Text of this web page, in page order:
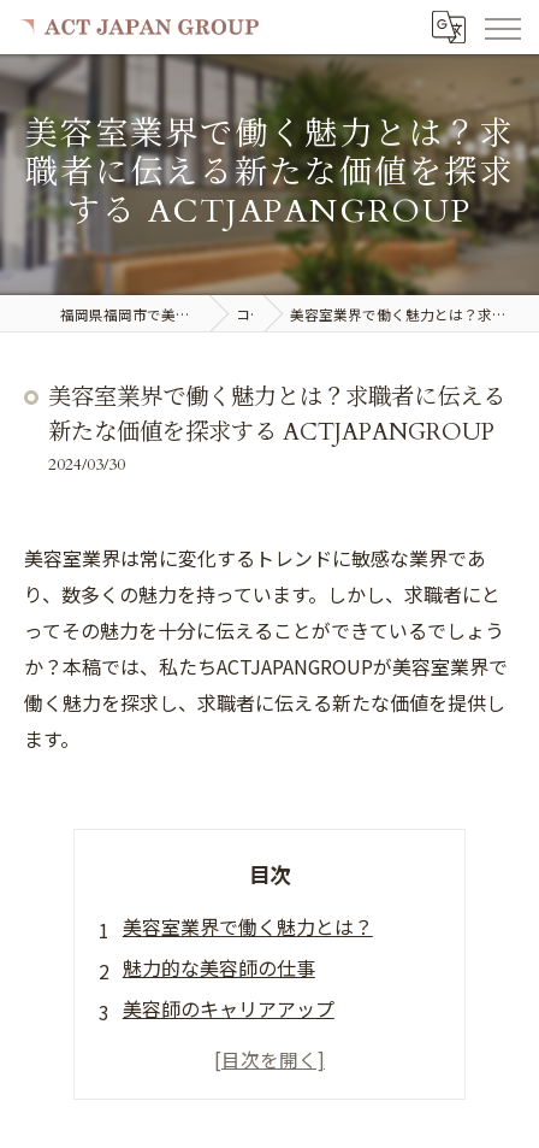
美容室業界で働く魅力とは？求
職者に伝える新たな価値を探求
する ACTJAPANGROUP
福岡県福岡市で美容室の求人ならACT JAPAN GROUP コラム 美容室業界で働く魅力とは？求職者に伝える新たな価値を探求する ACTJAPANGROUP
美容室業界で働く魅力とは？求職者に伝える
新たな価値を探求する ACTJAPANGROUP
2024/03/30
美容室業界は常に変化するトレンドに敏感な業界であ
り、数多くの魅力を持っています。しかし、求職者にと
ってその魅力を十分に伝えることができているでしょう
か？本稿では、私たちACTJAPANGROUPが美容室業界で
働く魅力を探求し、求職者に伝える新たな価値を提供し
ます。
目次
美容室業界で働く魅力とは？
魅力的な美容師の仕事
美容師のキャリアアップ
美容師のスキルアップ